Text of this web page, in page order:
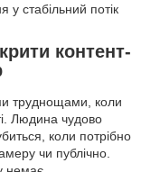
у стабільний потік
контент-
труднощами, коли
Людина чудово
коли потрібно
чи публічно.